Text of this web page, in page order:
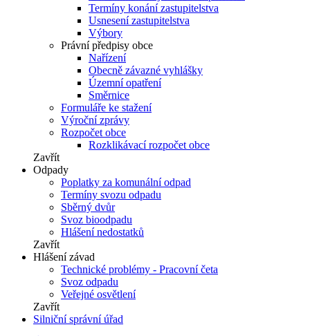
Termíny konání zastupitelstva
Usnesení zastupitelstva
Výbory
Právní předpisy obce
Nařízení
Obecně závazné vyhlášky
Územní opatření
Směrnice
Formuláře ke stažení
Výroční zprávy
Rozpočet obce
Rozklikávací rozpočet obce
Zavřít
Odpady
Poplatky za komunální odpad
Termíny svozu odpadu
Sběrný dvůr
Svoz bioodpadu
Hlášení nedostatků
Zavřít
Hlášení závad
Technické problémy - Pracovní četa
Svoz odpadu
Veřejné osvětlení
Zavřít
Silniční správní úřad